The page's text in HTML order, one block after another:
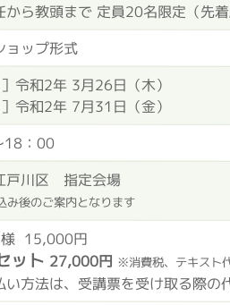
から教頭まで 定員20名限定（先着
ョップ形式
］令和2年 3月26日（木）
］令和2年 7月31日（金）
18：00
戸川区 指定会場
み後のご案内となります
様 15,000円
ット 27,000円 ※消費税、テキスト
方法は、受講票を受け取る際の